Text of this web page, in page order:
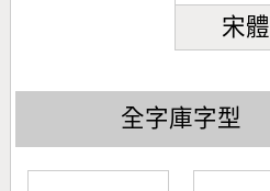
宋體
全字庫字型